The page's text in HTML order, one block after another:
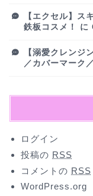
【エクセル】ス
鉄板コスメ！
に
【溺愛クレンジ
／カバーマーク
ログイン
投稿の RSS
コメントの RSS
WordPress.org